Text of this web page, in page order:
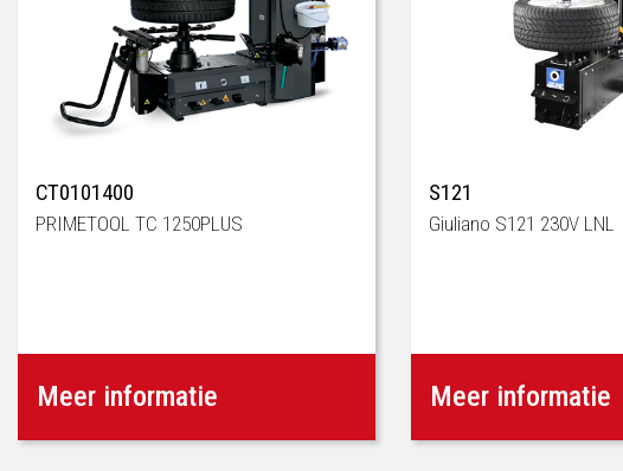
CT0101400
PRIMETOOL TC 1250PLUS
Meer informatie
S121
Giuliano S121 230V LNL
Meer informatie